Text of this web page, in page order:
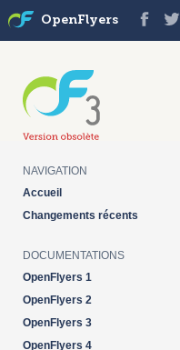
OpenFlyers
NAVIGATION
Accueil
Changements récents
DOCUMENTATIONS
OpenFlyers 1
OpenFlyers 2
OpenFlyers 3
OpenFlyers 4